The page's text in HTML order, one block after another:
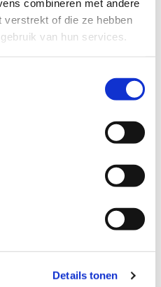
combineren met andere
verstrekt of die ze hebben
van hun services.
Details tonen
verbindt uw ERP, MES